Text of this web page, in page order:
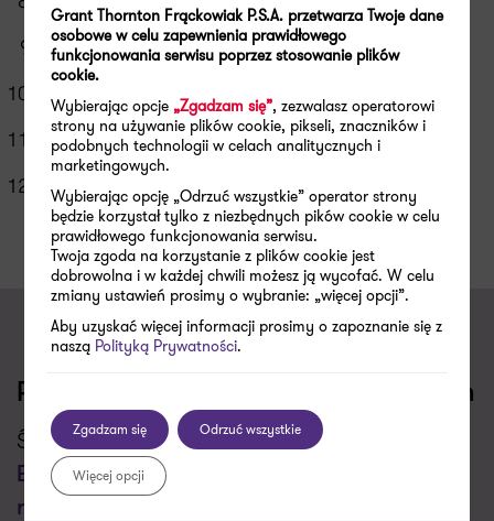
Ewidencja czasu pracy w uldze B+R
Jak ująć ulgę B+R w zeznaniu rocznym?
Strata podatkowa a ulga B+R
Przyszłość ulgi B+R
Porozmawiajmy o Twoich wyzwaniach
Świadczymy usługi w zakresieUlga: B+R, IP
Box, na prototyp, na ekspansję, na
robotyzację
Grant Thornton Frąckowiak P.S.A. przetwarza Twoje dane
osobowe w celu zapewnienia prawidłowego
funkcjonowania serwisu poprzez stosowanie plików
cookie.
Wybierając opcje„Zgadzam się”, zezwalasz operatorowi
strony na używanie plików cookie, pikseli, znaczników i
podobnych technologii w celach analitycznych i
marketingowych.
Wybierając opcję „Odrzuć wszystkie” operator strony
będzie korzystał tylko z niezbędnych pików cookie w celu
prawidłowego funkcjonowania serwisu.
Twoja zgoda na korzystanie z plików cookie jest
dobrowolna i w każdej chwili możesz ją wycofać. W celu
zmiany ustawień prosimy o wybranie: „więcej opcji”.
Aby uzyskać więcej informacji prosimy o zapoznanie się z
naszą Polityką Prywatności.
Zgadzam się Odrzuć wszystkie
Więcej opcji